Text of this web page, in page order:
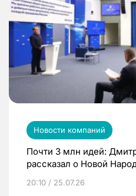
Новости компаний
Почти 3 млн идей:
рассказал о Новой
20:10 / 25.07.26